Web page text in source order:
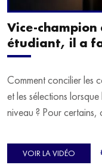
Vice-
étudiant, il a
Comment concilier les
et les sélections
niveau ? Pour certains,
d'Europe de Horse-
avant de trouver un
VOIR LA VIDÉO